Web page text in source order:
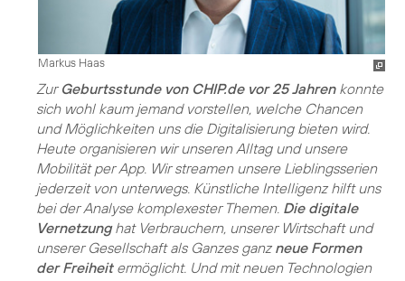
Markus Haas
Zur Geburtsstunde von CHIP.de vor 25 Jahrenkonnte
sich wohl kaum jemand vorstellen, welche Chancen
und Möglichkeiten uns die Digitalisierung bieten wird.
Heute organisieren wir unseren Alltag und unsere
Mobilität per App. Wir streamen unsere Lieblingsserien
jederzeit von unterwegs. Künstliche Intelligenz hilft uns
bei der Analyse komplexester Themen. Die digitale
Vernetzunghat Verbrauchern, unserer Wirtschaft und
unserer Gesellschaft als Ganzes ganz neue Formen
der Freiheitermöglicht. Und mit neuen Technologien